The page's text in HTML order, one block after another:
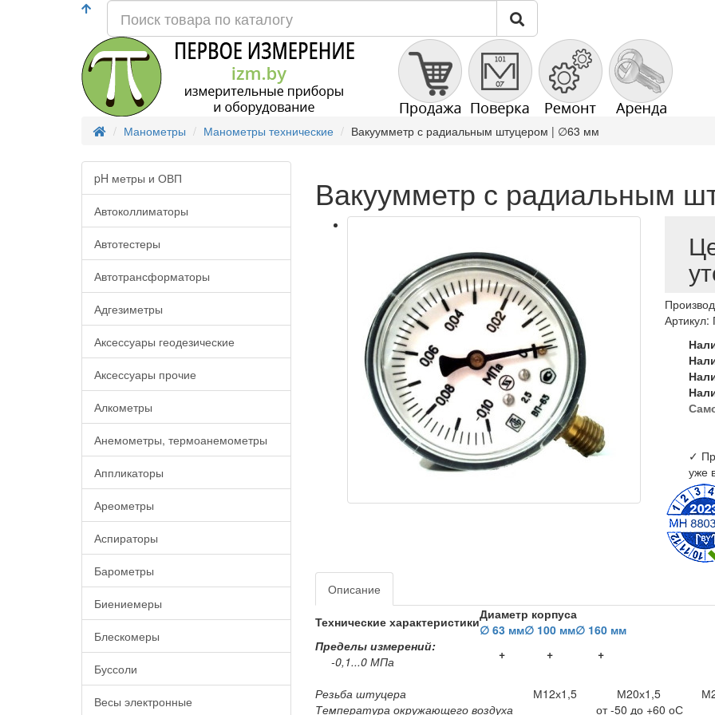
Манометры Манометры технические Вакуумметр с радиальным штуцером | ∅63 мм
pH метры и ОВП
Автоколлиматоры
Автотестеры
Автотрансформаторы
Адгезиметры
Аксессуары геодезические
Аксессуары прочие
Алкометры
Анемометры, термоанемометры
Аппликаторы
Ареометры
Аспираторы
Барометры
Биениемеры
Блескомеры
Буссоли
Весы электронные
Вакуумметр с радиальным
✓
уже
Описание
Технические характеристикиДиаметр корпуса
∅ 63 мм∅ 100 мм∅ 160 мм
Пределы измерений:
-0,1...0 МПа
+ + +
Резьба штуцера М12х1,5 М20х1,5
Температура окружающего воздуха
от -50 до +60 оС